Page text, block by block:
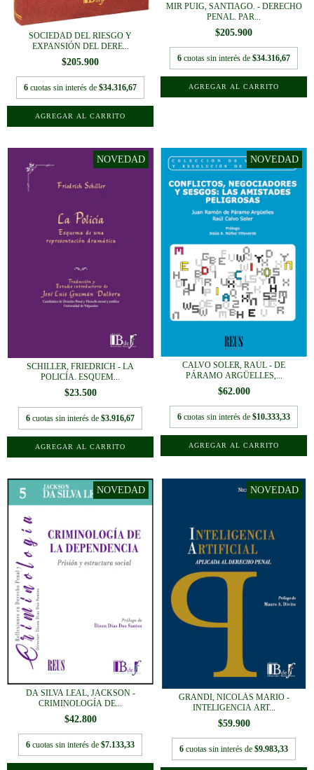
SOCIEDAD DEL RIESGO Y
EXPANSIÓN DEL DERE...
$205.900
6 cuotas sin interés de $34.316,67
MIR PUIG, SANTIAGO. - DERECHO
PENAL. PAR...
$205.900
6 cuotas sin interés de $34.316,67
SCHILLER, FRIEDRICH - LA
POLICÍA. ESQUEM...
$23.500
6 cuotas sin interés de $3.916,67
CALVO SOLER, RAÚL - DE
PÁRAMO ARGÜELLES,...
$62.000
6 cuotas sin interés de $10.333,33
DA SILVA LEAL, JACKSON -
CRIMINOLOGÍA DE...
$42.800
6 cuotas sin interés de $7.133,33
GRANDI, NICOLÁS MARIO -
INTELIGENCIA ART...
$59.900
6 cuotas sin interés de $9.983,33